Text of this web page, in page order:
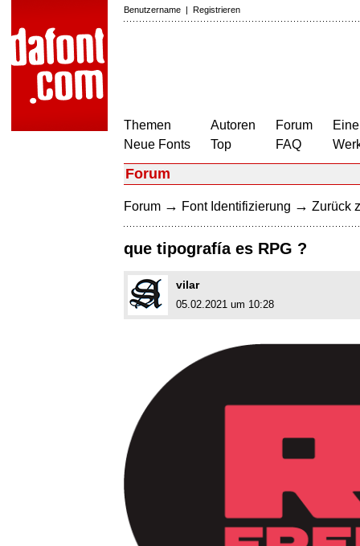
Benutzername | Registrieren
Themen
Neue Fonts
Autoren
Top
Forum
FAQ
Forum
Forum → Font Identifizierung → Zurück
que tipografía es RPG ?
vilar
05.02.2021 um 10:28